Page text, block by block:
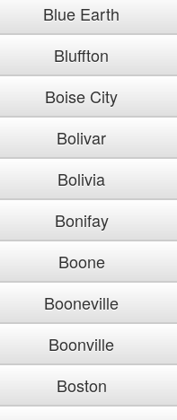
Blue Earth
Bluffton
Boise City
Bolivar
Bolivia
Bonifay
Boone
Booneville
Boonville
Boston